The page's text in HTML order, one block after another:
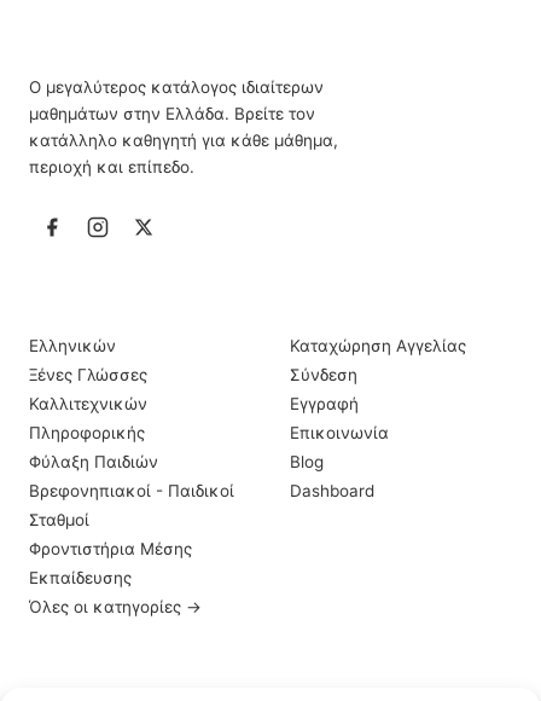
Ο μεγαλύτερος κατάλογος ιδιαίτερων
μαθημάτων στην Ελλάδα. Βρείτε τον
κατάλληλο καθηγητή για κάθε μάθημα,
περιοχή και επίπεδο.
Ελληνικών
Ξένες Γλώσσες
Καλλιτεχνικών
Πληροφορικής
Φύλαξη Παιδιών
Βρεφονηπιακοί - Παιδικοί
Σταθμοί
Φροντιστήρια Μέσης
Εκπαίδευσης
Όλες οι κατηγορίες →
Καταχώρηση Αγγελίας
Σύνδεση
Εγγραφή
Επικοινωνία
Blog
Dashboard